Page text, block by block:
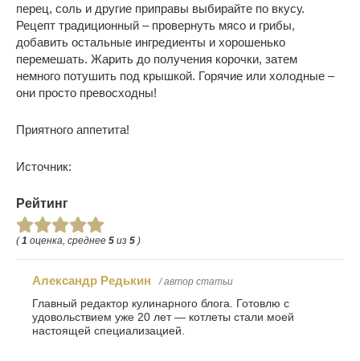
перец, соль и другие приправы выбирайте по вкусу.
Рецепт традиционный – провернуть мясо и грибы,
добавить остальные ингредиенты и хорошенько
перемешать. Жарить до получения корочки, затем
немного потушить под крышкой. Горячие или холодные –
они просто превосходны!
Приятного аппетита!
Источник:
Рейтинг
(1 оценка, среднее 5 из 5 )
Александр Редькин / автор статьи
Главный редактор кулинарного блога. Готовлю с
удовольствием уже 20 лет — котлеты стали моей
настоящей специализацией.